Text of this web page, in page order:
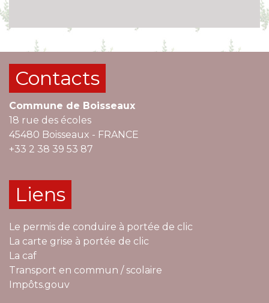
Contacts
Commune de Boisseaux
18 rue des écoles
45480 Boisseaux - FRANCE
+33 2 38 39 53 87
Liens
Le permis de conduire à portée de clic
La carte grise à portée de clic
La caf
Transport en commun / scolaire
Impôts.gouv